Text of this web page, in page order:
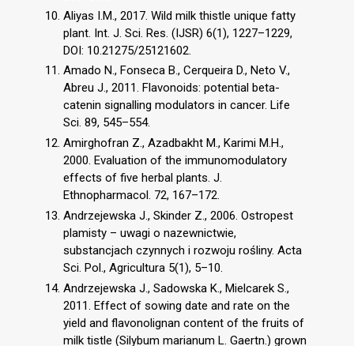
Aliyas I.M., 2017. Wild milk thistle unique fatty
plant. Int. J. Sci. Res. (IJSR) 6(1), 1227–1229,
DOI: 10.21275/25121602.
Amado N., Fonseca B., Cerqueira D., Neto V.,
Abreu J., 2011. Flavonoids: potential beta-
catenin signalling modulators in cancer. Life
Sci. 89, 545–554.
Amirghofran Z., Azadbakht M., Karimi M.H.,
2000. Evaluation of the immunomodulatory
effects of five herbal plants. J.
Ethnopharmacol. 72, 167–172.
Andrzejewska J., Skinder Z., 2006. Ostropest
plamisty – uwagi o nazewnictwie,
substancjach czynnych i rozwoju rośliny. Acta
Sci. Pol., Agricultura 5(1), 5–10.
Andrzejewska J., Sadowska K., Mielcarek S.,
2011. Effect of sowing date and rate on the
yield and flavonolignan content of the fruits of
milk tistle (Silybum marianum L. Gaertn.) grown